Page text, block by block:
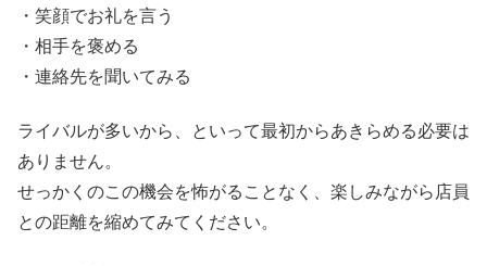
・笑顔でお礼を言う
・相手を褒める
・連絡先を聞いてみる
ライバルが多いから、といって最初からあきらめる必要は
ありません。
せっかくのこの機会を怖がることなく、楽しみながら店員
との距離を縮めてみてください。